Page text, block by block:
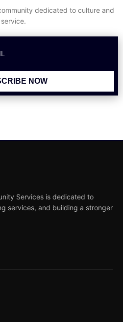
dedicated to culture and
service.
NOW
Services is dedicated to
services, and building a stronger